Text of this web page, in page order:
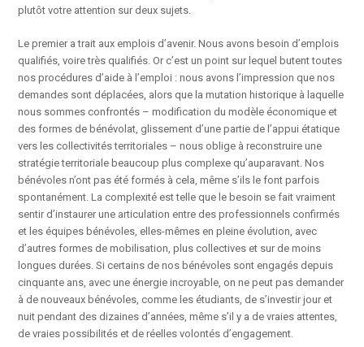
plutôt votre attention sur deux sujets.
Le premier a trait aux emplois d’avenir. Nous avons besoin d’emplois
qualifiés, voire très qualifiés. Or c’est un point sur lequel butent toutes
nos procédures d’aide à l’emploi : nous avons l’impression que nos
demandes sont déplacées, alors que la mutation historique à laquelle
nous sommes confrontés – modification du modèle économique et
des formes de bénévolat, glissement d’une partie de l’appui étatique
vers les collectivités territoriales – nous oblige à reconstruire une
stratégie territoriale beaucoup plus complexe qu’auparavant. Nos
bénévoles n’ont pas été formés à cela, même s’ils le font parfois
spontanément. La complexité est telle que le besoin se fait vraiment
sentir d’instaurer une articulation entre des professionnels confirmés
et les équipes bénévoles, elles-mêmes en pleine évolution, avec
d’autres formes de mobilisation, plus collectives et sur de moins
longues durées. Si certains de nos bénévoles sont engagés depuis
cinquante ans, avec une énergie incroyable, on ne peut pas demander
à de nouveaux bénévoles, comme les étudiants, de s’investir jour et
nuit pendant des dizaines d’années, même s’il y a de vraies attentes,
de vraies possibilités et de réelles volontés d’engagement.